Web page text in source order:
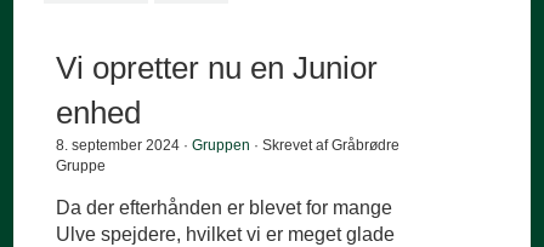
Vi opretter nu en Junior
enhed
8. september 2024 ·Gruppen · Skrevet af Gråbrødre
Gruppe
Da der efterhånden er blevet for mange
Ulve spejdere, hvilket vi er meget glade